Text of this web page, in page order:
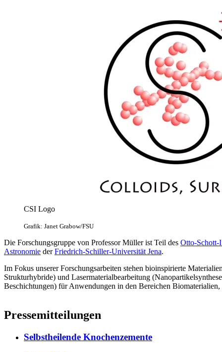
CSI Logo
Grafik: Janet Grabow/FSU
Die Forschungsgruppe von Professor Müller ist Teil des Otto-Schott-
Astronomie derFriedrich-Schiller-Universität Jena.
Im Fokus unserer Forschungsarbeiten stehen bioinspirierte
Strukturhybride) und Lasermaterialbearbeitung
Beschichtungen) für Anwendungen in den Bereichen
Pressemitteilungen
Selbstheilende Knochenzemente